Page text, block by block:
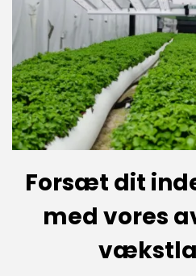
Forsæt dit
med vores